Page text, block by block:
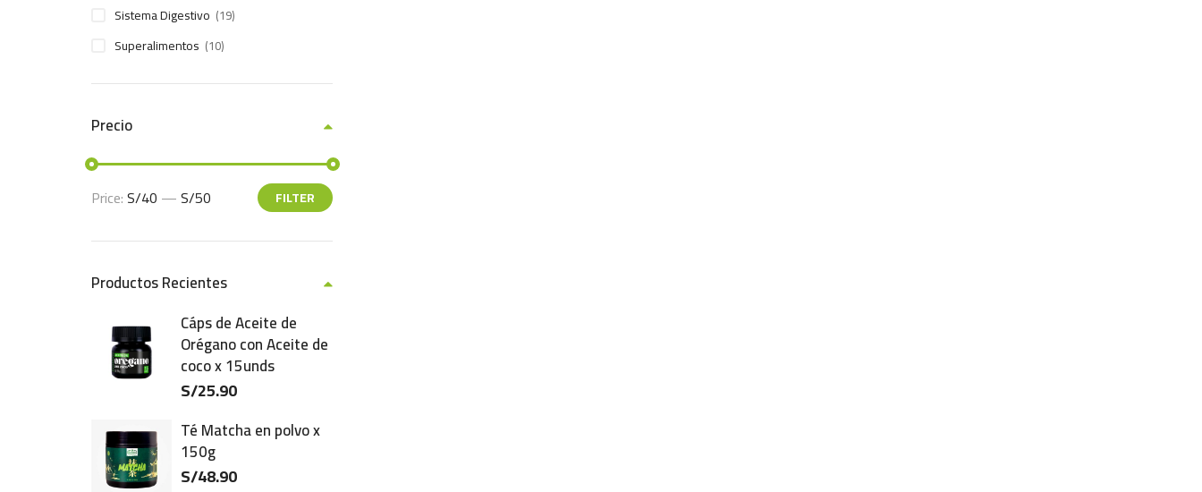
Sistema Digestivo (19)
Superalimentos (10)
Precio
FILTER
Price:S/40 —S/50
Productos Recientes
Cáps de Aceite de
Orégano con Aceite de
coco x 15unds
S/25.90
Té Matcha en polvo x
150g
S/48.90